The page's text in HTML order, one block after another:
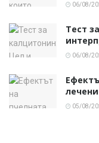
06/08/
Тест
06/08/
05/08/